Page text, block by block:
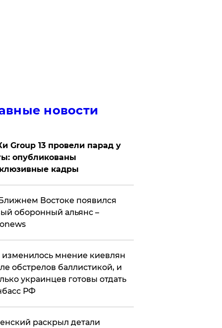
новости
Group 13 провели парад у
опубликованы
кадры
Востоке появился
оборонный альянс –
изменилось мнение киевлян
обстрелов баллистикой, и
украинцев готовы отдать
РФ
раскрыл детали